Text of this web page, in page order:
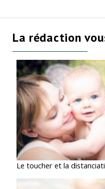
La rédaction
Le toucher et la